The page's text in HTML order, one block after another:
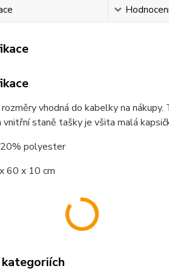
vhodná do kabelky na
vnitřní staně tašky je všita malá
polyester
60 x 10 cm